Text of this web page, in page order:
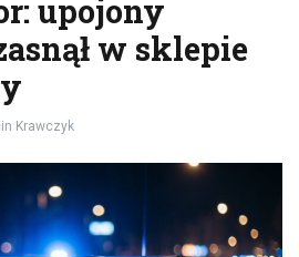
upojony
w sklepie
Krawczyk